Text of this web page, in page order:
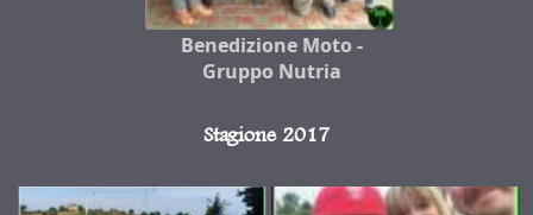
Benedizione Moto -
Gruppo Nutria
Stagione 2017